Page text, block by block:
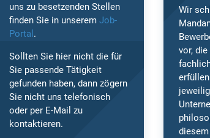
uns zu besetzenden Stellen
finden Sie in unseremJob-
Portal .
Sollten Sie hier nicht die für
Sie passende Tätigkeit
gefunden haben, dann zögern
Sie nicht uns telefonisch
oder per E-Mail zu
kontaktieren.
Wir
vor,